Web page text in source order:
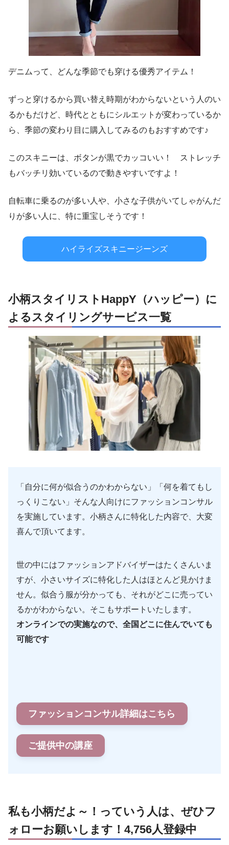
デニムって、どんな季節でも穿ける優秀アイテム！
ずっと穿けるから買い替え時期がわからないという人のい
るかもだけど、時代とともにシルエットが変わっているか
ら、季節の変わり目に購入してみるのもおすすめです♪
このスキニーは、ボタンが黒でカッコいい！ ストレッチ
もバッチリ効いているので動きやすいですよ！
自転車に乗るのが多い人や、小さな子供がいてしゃがんだ
りが多い人に、特に重宝しそうです！
ハイライズスキニージーンズ
小柄スタイリストHappY（ハッピー）に
よるスタイリングサービス一覧
「自分に何が似合うのかわからない」「何を着てもし
っくりこない」そんな人向けにファッションコンサル
を実施しています。小柄さんに特化した内容で、大変
喜んで頂いてます。
世の中にはファッションアドバイザーはたくさんいま
すが、小さいサイズに特化した人はほとんど見かけま
せん。似合う服が分かっても、それがどこに売ってい
るかがわからない。そこもサポートいたします。
オンラインでの実施なので、全国どこに住んでいても
可能です
ファッションコンサル詳細はこちら
ご提供中の講座
私も小柄だよ～！っていう人は、ぜひフ
ォローお願いします！4,756人登録中